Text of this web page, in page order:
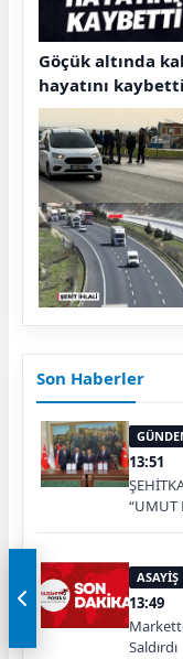
Göçük altında
hayatını kaybetti
Son Haberler
13:51
“UMUT
ASAYİŞ
13:49
Saldırdı